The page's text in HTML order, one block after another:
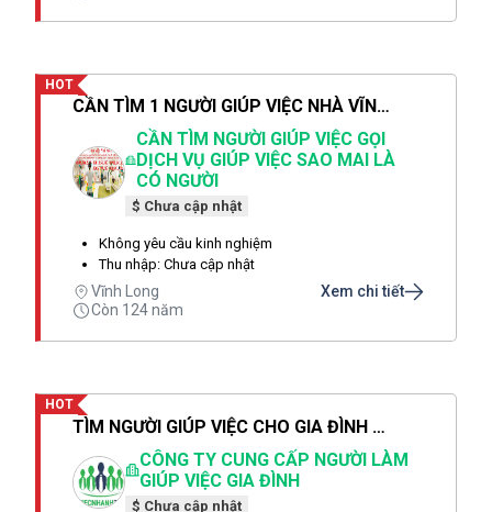
CẦN TÌM 1 NGƯỜI GIÚP VIỆC NHÀ VĨNH LONG 1 NGƯỜI GIỮ TRẺ 1 NGƯỜI CHĂM BÀ
CẦN TÌM NGƯỜI GIÚP VIỆC GỌI
DỊCH VỤ GIÚP VIỆC SAO MAI LÀ
CÓ NGƯỜI
$ Chưa cập nhật
Không yêu cầu kinh nghiệm
Thu nhập: Chưa cập nhật
Vĩnh Long
Còn 124 năm
Xem chi tiết
HOT
TÌM NGƯỜI GIÚP VIỆC CHO GIA ĐÌNH MÌNH NGAY HÔM NAY
CÔNG TY CUNG CẤP NGƯỜI LÀM
GIÚP VIỆC GIA ĐÌNH
$ Chưa cập nhật
HOT